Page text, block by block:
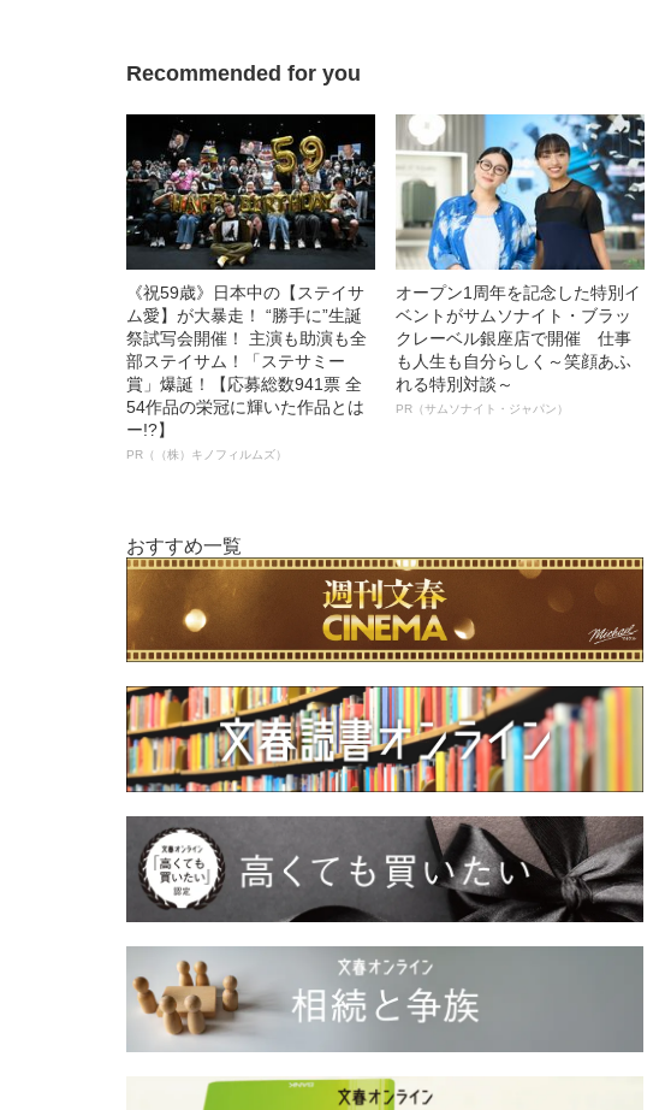
Recommended for you
《祝59歳》日本中の【ステイサ
ム愛】が大暴走！ “勝手に”生誕
祭試写会開催！ 主演も助演も全
部ステイサム！「ステサミー
賞」爆誕！【応募総数941票 全
54作品の栄冠に輝いた作品とは
ー!?】
PR（（株）キノフィルムズ）
オープン1周年を記念した特別イ
ベントがサムソナイト・ブラッ
クレーベル銀座店で開催 仕事
も人生も自分らしく～笑顔あふ
れる特別対談～
PR（サムソナイト・ジャパン）
おすすめ一覧